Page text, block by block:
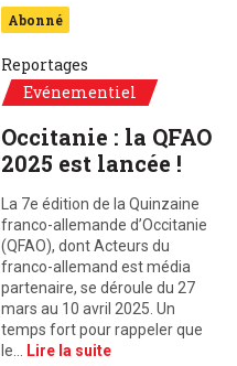
Abonné
Reportages
Evénementiel
Occitanie : la QFAO
2025 est lancée !
La 7e édition de la Quinzaine
franco-allemande d’Occitanie
(QFAO), dont Acteurs du
franco-allemand est média
partenaire, se déroule du 27
mars au 10 avril 2025. Un
temps fort pour rappeler que
le…
Lire la suite